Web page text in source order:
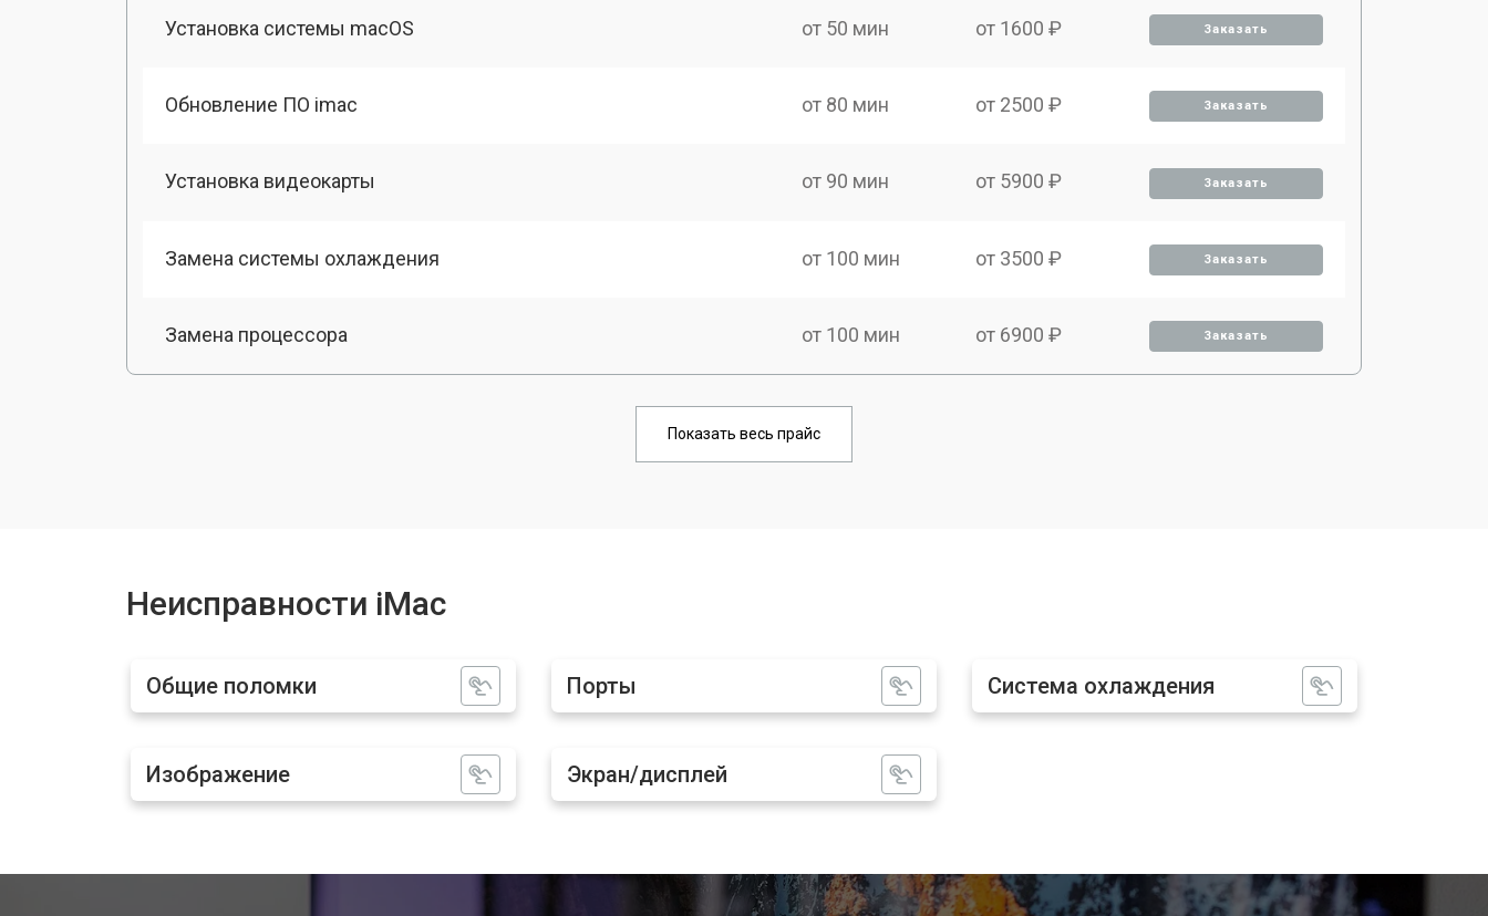
Установка системы macOS от 50 мин от 1600 ₽ Заказать
Обновление ПО imac от 80 мин от 2500 ₽ Заказать
Установка видеокарты от 90 мин от 5900 ₽ Заказать
Замена системы охлаждения от 100 мин от 3500 ₽ Заказать
Замена процессора от 100 мин от 6900 ₽ Заказать
от 90 мин
Замена матрицы imac от 60 мин от 10500 ₽ Заказать
Профилактическая чистка от 60 мин
Замена жесткого диска HDD/SSD от 110 мин от 3900 ₽ Заказать
Показать весь прайс
Неисправности iMac
Общие поломки Порты Система охлаждения
Изображение Экран/дисплей